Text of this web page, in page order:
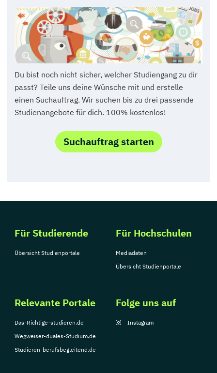
Du bist noch nicht sicher, welcher Studiengang zu dir
passt? Teile uns deine Wünsche mit und erstelle
einen Suchauftrag. Wir suchen bis zu drei passende
Studienangebote für dich. 100% kostenlos!
Suchauftrag starten
Für Studierende
Übersicht Studienportale
Für Hochschulen
Mediadaten
Übersicht Studienportale
Relevante Portale
Das-Richtige-studieren.de
Wegweiser-duales-Studium.de
Studieren-berufsbegleitend.de
Folge uns auf
Instagram